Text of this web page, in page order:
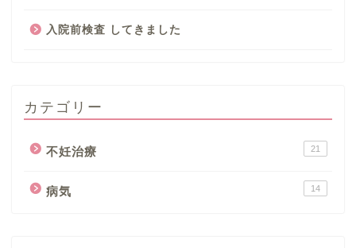
入院前検査 してきました
カテゴリー
不妊治療 21
病気 14